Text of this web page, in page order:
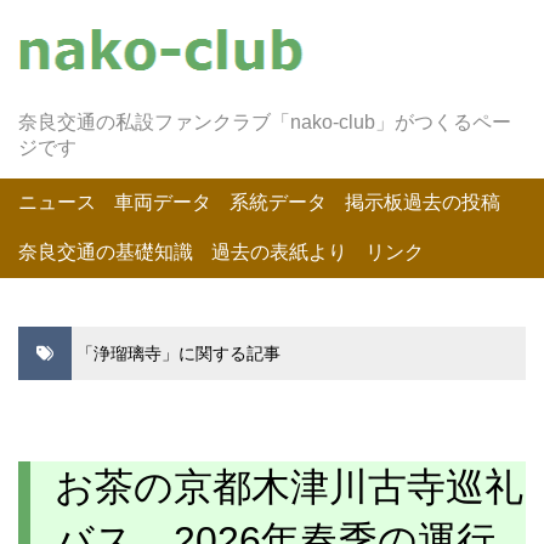
奈良交通の私設ファンクラブ「nako-club」がつくるペー
ジです
ニュース 車両データ 系統データ 掲示板過去の投稿
奈良交通の基礎知識 過去の表紙より リンク
「浄瑠璃寺」に関する記事
お茶の京都木津川古寺巡礼